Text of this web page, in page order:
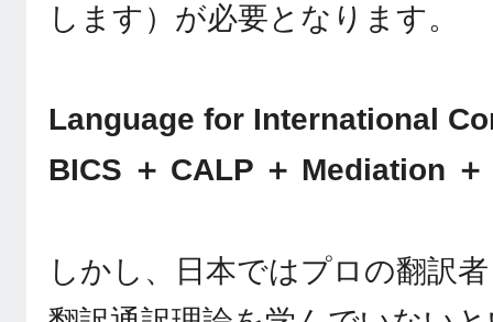
します）が必要となります。
Language for International
BICS ＋ CALP ＋ Mediation
しかし、日本ではプロの翻訳